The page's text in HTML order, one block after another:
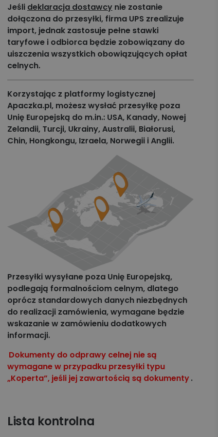
Jeśli deklaracja dostawcy nie zostanie
dołączona do przesyłki, firma UPS zrealizuje
import, jednak zastosuje pełne stawki
taryfowe i odbiorca będzie zobowiązany do
uiszczenia wszystkich obowiązujących opłat
celnych.
Korzystając z platformy logistycznej
Apaczka.pl, możesz wysłać przesyłkę poza
Unię Europejską do m.in.: USA, Kanady, Nowej
Zelandii, Turcji, Ukrainy, Australii, Białorusi,
Chin, Hongkongu, Izraela, Norwegii i Anglii.
Przesyłki wysyłane poza Unię Europejską,
podlegają formalnościom celnym, dlatego
oprócz standardowych danych niezbędnych
do realizacji zamówienia, wymagane będzie
wskazanie w zamówieniu dodatkowych
informacji.
Dokumenty do odprawy celnej nie są
wymagane w przypadku przesyłki typu
„Koperta”, jeśli jej zawartością są dokumenty.
Lista kontrolna